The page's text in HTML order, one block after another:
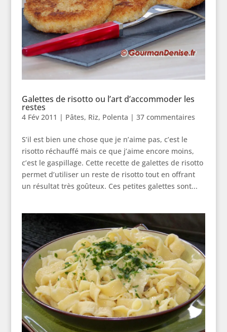
Galettes de risotto ou l’art d’accommoder les
restes
4 Fév 2011 | Pâtes, Riz, Polenta | 37 commentaires
S’il est bien une chose que je n’aime pas, c’est le
risotto réchauffé mais ce que j’aime encore moins,
c’est le gaspillage. Cette recette de galettes de risotto
permet d’utiliser un reste de risotto tout en offrant
un résultat très goûteux. Ces petites galettes sont...